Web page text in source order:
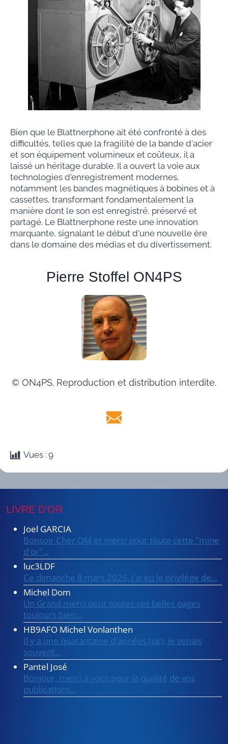
Bien que le Blattnerphone ait été confronté à des
difficultés, telles que la fragilité de la bande d'acier
et son équipement volumineux et coûteux, il a
laissé un héritage durable. Il a ouvert la voie aux
technologies d'enregistrement modernes,
notamment les bandes magnétiques à bobines et à
cassettes, transformant fondamentalement la
manière dont le son est enregistré, préservé et
partagé. Le Blattnerphone reste une innovation
marquante, signalant le début d'une nouvelle ère
dans le domaine des médias et du divertissement.
Pierre Stoffel ON4PS
© ON4PS. Reproduction et distribution interdite.
Vues : 9
LIVRE D’OR
Joel GARCIA
Bonsoir Cher OM et merci pour toute cette "mine
d'or"...
luc3LDF
Ce dimanche 8 mars 2026, j'ai eu le privilège de...
Michel Dom
Un Grand merci pour toutes ces belles pages
toujours bien...
HB9AFO Michel Vonlanthen
Il y a une quarantaine d'années (sic), je venais
souvent...
Pantel José
Bonjour, merci à vous pour la qualité de vos
publications...